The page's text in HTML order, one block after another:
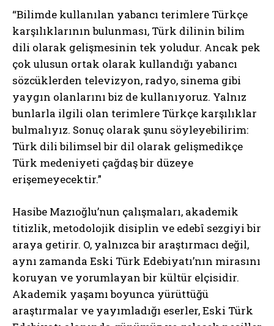
“Bilimde kullanılan yabancı terimlere Türkçe
karşılıklarının bulunması, Türk dilinin bilim
dili olarak gelişmesinin tek yoludur. Ancak pek
çok ulusun ortak olarak kullandığı yabancı
sözcüklerden televizyon, radyo, sinema gibi
yaygın olanlarını biz de kullanıyoruz. Yalnız
bunlarla ilgili olan terimlere Türkçe karşılıklar
bulmalıyız. Sonuç olarak şunu söyleyebilirim:
Türk dili bilimsel bir dil olarak gelişmedikçe
Türk medeniyeti çağdaş bir düzeye
erişemeyecektir.”
Hasibe Mazıoğlu’nun çalışmaları, akademik
titizlik, metodolojik disiplin ve edebî sezgiyi bir
araya getirir. O, yalnızca bir araştırmacı değil,
aynı zamanda Eski Türk Edebiyatı’nın mirasını
koruyan ve yorumlayan bir kültür elçisidir.
Akademik yaşamı boyunca yürüttüğü
araştırmalar ve yayımladığı eserler, Eski Türk